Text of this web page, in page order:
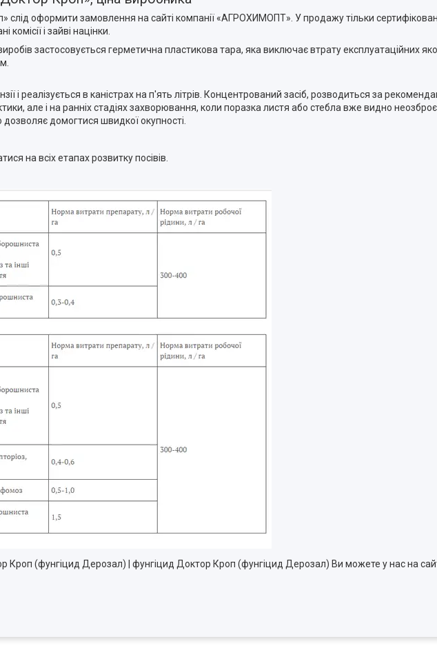
слід оформити замовлення на сайті компанії «АГРОХИМОПТ». У продажу тільки
і зайві націнки.
застосовується герметична пластикова тара, яка виключає втрату експлуатаційних
і реалізується в каністрах на п'ять літрів. Концентрований засіб, розводиться за
але і на ранніх стадіях захворювання, коли поразка листя або стебла вже видно
домогтися швидкої окупності.
на всіх етапах розвитку посівів.
Кроп (фунгіцид Дерозал) | фунгіцид Доктор Кроп (фунгіцид Дерозал) Ви можете у нас на